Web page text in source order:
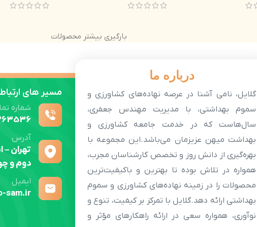
بارگیری بیشتر محصولات
درباره ما
گلایل، نامی آشنا در عرصه نهاده‌های کشاورزی و
سموم بهداشتی، با مدیریت مهندس جعفری،
سال‌هاست که در خدمت جامعه کشاورزی و
بهداشت میهن عزیزمان می‌باشد.این مجموعه با
بهره‌گیری از دانش روز و تخصص کارشناسان مجرب،
همواره در تلاش بوده تا بهترین و باکیفیت‌ترین
محصولات را در زمینه نهاده‌های کشاورزی و سموم
بهداشتی ارائه دهد.گلایل با تمرکز بر کیفیت، تنوع و
نوآوری، همواره سعی در ارائه راهکارهای مؤثر و
مسیر های
شماره
آدرس
تهران –
دوم و
ایمیل
sam.ir